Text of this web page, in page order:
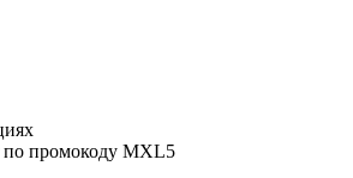
промокоду MXL5